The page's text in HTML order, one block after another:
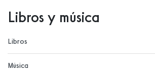
Libros y música
Libros
Música